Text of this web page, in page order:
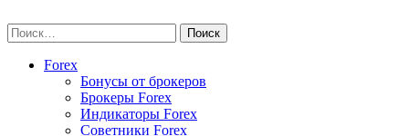
to
content
Найти:
Forex
Бонусы от брокеров
Брокеры Forex
Индикаторы Forex
Советники Forex